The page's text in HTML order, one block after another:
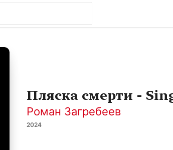
Пляска смерти -
Роман Загребеев
2024